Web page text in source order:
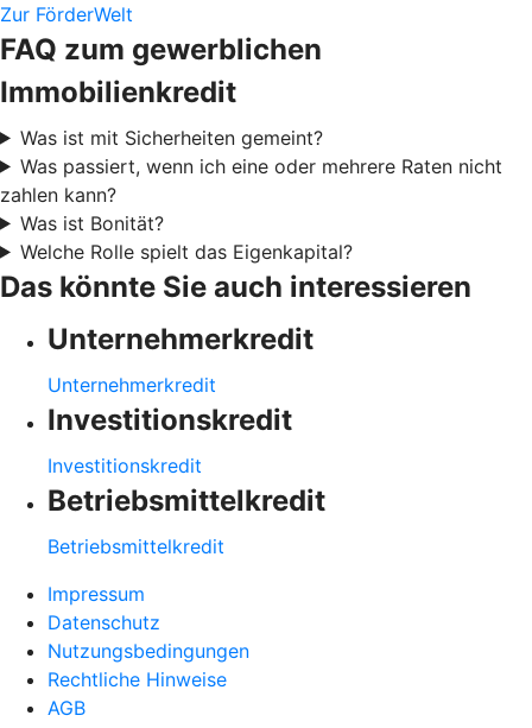
Zur FörderWelt
FAQ zum gewerblichen
Immobilienkredit
Was ist mit Sicherheiten gemeint?
Was passiert, wenn ich eine oder mehrere Raten nicht
zahlen kann?
Was ist Bonität?
Welche Rolle spielt das Eigenkapital?
Das könnte Sie auch interessieren
Unternehmerkredit
Unternehmerkredit
Investitionskredit
Investitionskredit
Betriebsmittelkredit
Betriebsmittelkredit
Impressum
Datenschutz
Nutzungsbedingungen
Rechtliche Hinweise
AGB